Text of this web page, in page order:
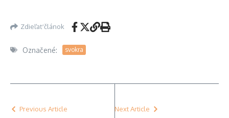
Zdieľať článok
Označené: svokra
Previous Article Next Article